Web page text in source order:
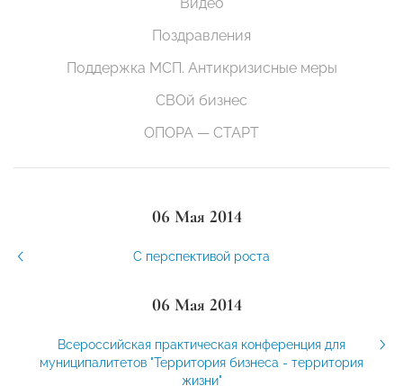
Поздравления
Поддержка МСП. Антикризисные меры
СВОй бизнес
ОПОРА — СТАРТ
06 Мая 2014
С перспективой роста
06 Мая 2014
Всероссийская практическая конференция для
муниципалитетов "Территория бизнеса - территория
жизни"